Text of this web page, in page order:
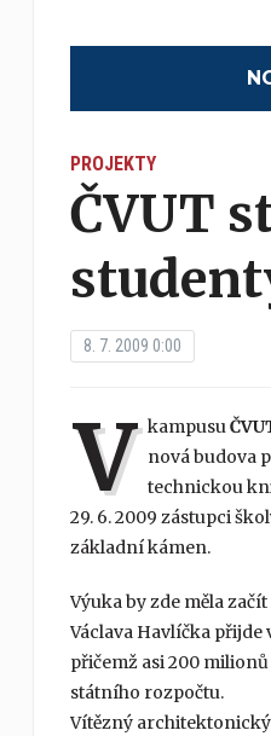
PROJEKTY
ČVUT
8. 7. 2009 0:00
V kampusu
nová budova
technickou
29. 6. 2009 zástupci
základní kámen.
Výuka by zde měla
Václava Havlíčka
přičemž asi 200
státního rozpočtu.
Vítězný